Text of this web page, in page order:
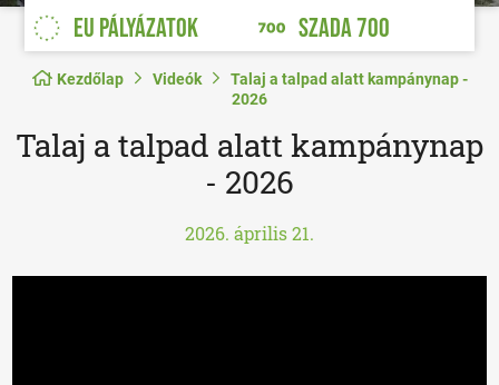
EU PÁLYÁZATOK
SZADA 700
Kezdőlap Videók
Talaj a talpad alatt kampánynap -
2026
Talaj a talpad alatt kampánynap
- 2026
2026. április 21.